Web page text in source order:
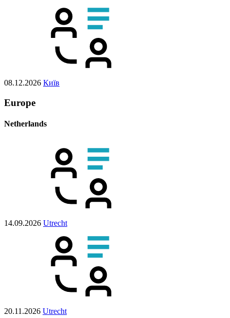
08.12.2026 Київ
Europe
Netherlands
14.09.2026 Utrecht
20.11.2026 Utrecht